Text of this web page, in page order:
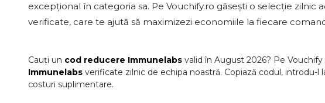
excepțional în categoria sa. Pe Vouchify.ro găsești o selecție
verificate, care te ajută să maximizezi economiile la fiecare
Cauți un cod reducere Immunelabs valid în August 2026? Pe
Immunelabs verificate zilnic de echipa noastră. Copiază codul,
costuri suplimentare.